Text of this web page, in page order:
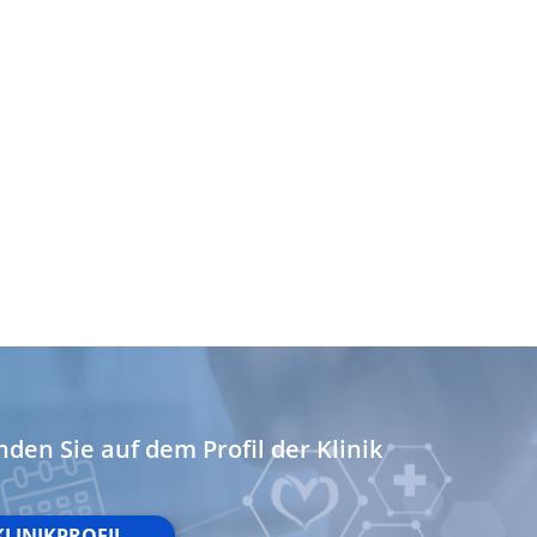
Sie auf dem Profil der Klinik